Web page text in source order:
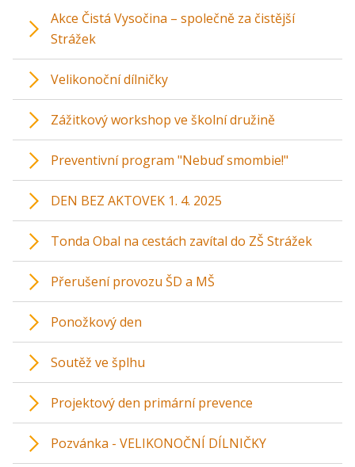
Akce Čistá Vysočina – společně za čistější
Strážek
Velikonoční dílničky
Zážitkový workshop ve školní družině
Preventivní program "Nebuď smombie!"
DEN BEZ AKTOVEK 1. 4. 2025
Tonda Obal na cestách zavítal do ZŠ Strážek
Přerušení provozu ŠD a MŠ
Ponožkový den
Soutěž ve šplhu
Projektový den primární prevence
Pozvánka - VELIKONOČNÍ DÍLNIČKY